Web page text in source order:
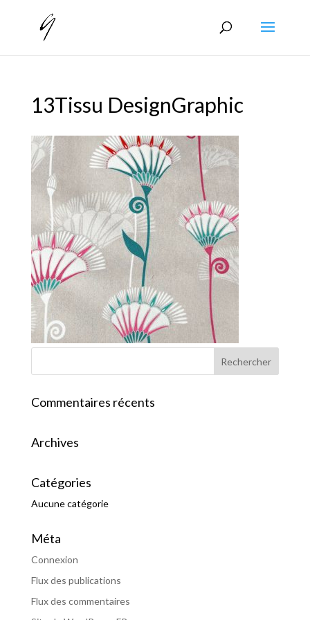
13Tissu DesignGraphic
Commentaires récents
Archives
Catégories
Aucune catégorie
Méta
Connexion
Flux des publications
Flux des commentaires